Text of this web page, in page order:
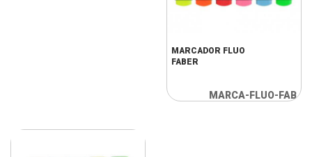
MARCADOR FLUO
FABER
MARCA-FLUO-FAB